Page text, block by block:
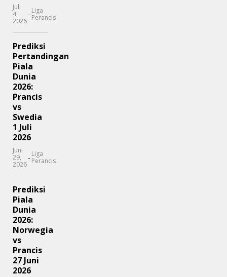
Juli
4,
2026
- Liga
Perancis
Prediksi
Pertandingan
Piala
Dunia
2026:
Prancis
vs
Swedia
1 Juli
2026
Juni
29,
2026
- Liga
Perancis
Prediksi
Piala
Dunia
2026:
Norwegia
vs
Prancis
27 Juni
2026